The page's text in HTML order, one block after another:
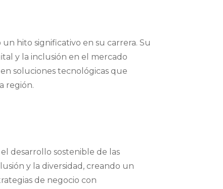
hito significativo en su carrera. Su
y la inclusión en el mercado
soluciones tecnológicas que
región.
desarrollo sostenible de las
y la diversidad, creando un
de negocio con